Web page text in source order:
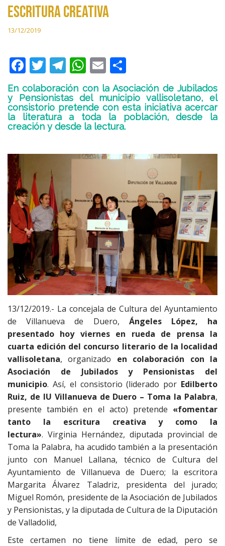
escritura creativa
13/12/2019
F
ac
e
b
o
T
w
itt
er
T
el
e
gr
a
W
h
at
s
A
p
E
m
ai
l
o
m
p
r
En colaboración con la Asociación de Jubilados
y Pensionistas del municipio vallisoletano, el
consistorio pretende con esta iniciativa acercar
la literatura a toda la población, desde la
creación y desde la lectura.
13/12/2019.- La concejala de Cultura del Ayuntamiento
de Villanueva de Duero, Ángeles López, ha
presentado hoy viernes en rueda de prensa la
cuarta edición del concurso literario de la localidad
vallisoletana, organizado en colaboración con la
Asociación de Jubilados y Pensionistas del
municipio. Así, el consistorio (liderado por Edilberto
Ruiz, de IU Villanueva de Duero – Toma la Palabra,
presente también en el acto) pretende «fomentar
tanto la escritura creativa y como la
lectura». Virginia Hernández, diputada provincial de
Toma la Palabra, ha acudido también a la presentación
junto con Manuel Lallana, técnico de Cultura del
Ayuntamiento de Villanueva de Duero; la escritora
Margarita Álvarez Taladriz, presidenta del jurado;
Miguel Romón, presidente de la Asociación de Jubilados
y Pensionistas, y la diputada de Cultura de la Diputación
de Valladolid,
Este certamen no tiene límite de edad, pero se